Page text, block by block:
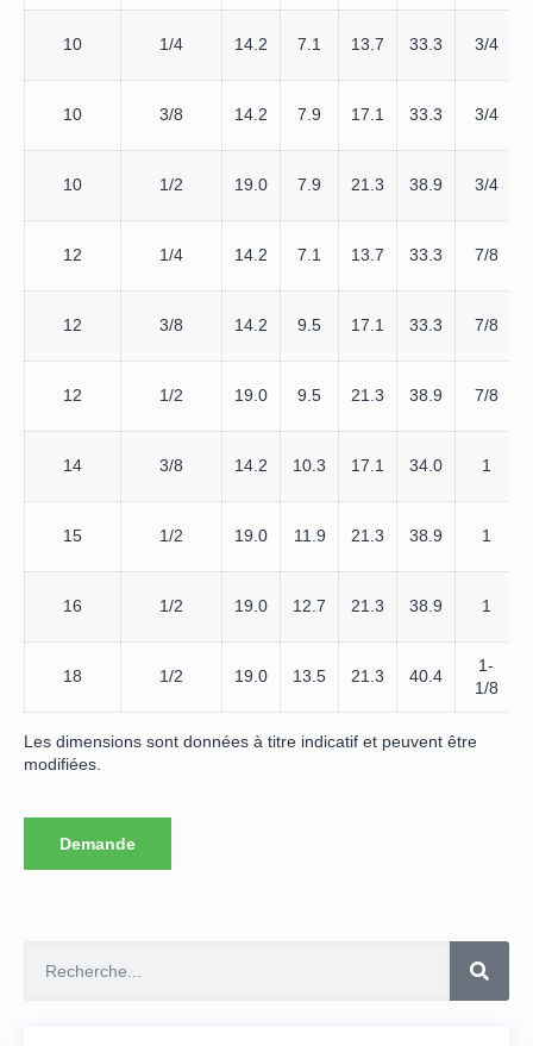
10 1/4 14.2 7.1 13.7 33.3 3/4
10 3/8 14.2 7.9 17.1 33.3 3/4
10 1/2 19.0 7.9 21.3 38.9 3/4
12 1/4 14.2 7.1 13.7 33.3 7/8
12 3/8 14.2 9.5 17.1 33.3 7/8
12 1/2 19.0 9.5 21.3 38.9 7/8
14 3/8 14.2 10.3 17.1 34.0 1
15 1/2 19.0 11.9 21.3 38.9 1
16 1/2 19.0 12.7 21.3 38.9 1
18 1/2 19.0 13.5 21.3 40.4
1-
1/8
Les dimensions sont données à titre indicatif et peuvent être
modifiées.
Demande